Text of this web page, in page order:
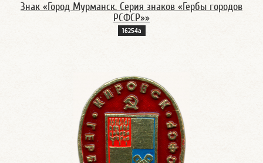
Знак «Город Мурманск. Серия знаков «Гербы городов
РСФСР»»
16254а